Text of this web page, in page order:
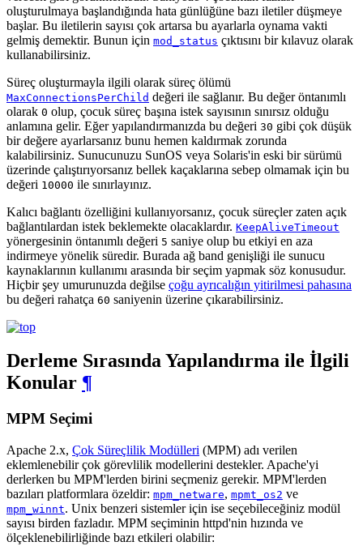
oluşturulmaya başlandığında hata günlüğüne bazı iletiler düşmeye
başlar. Bu iletilerin sayısı çok artarsa bu ayarlarla oynama vakti
gelmiş demektir. Bunun için mod_status çıktısını bir kılavuz olarak
kullanabilirsiniz.
Süreç oluşturmayla ilgili olarak süreç ölümü
MaxConnectionsPerChild değeri ile sağlanır. Bu değer öntanımlı
olarak 0 olup, çocuk süreç başına istek sayısının sınırsız olduğu
anlamına gelir. Eğer yapılandırmanızda bu değeri 30 gibi çok düşük
bir değere ayarlarsanız bunu hemen kaldırmak zorunda
kalabilirsiniz. Sunucunuzu SunOS veya Solaris'in eski bir sürümü
üzerinde çalıştırıyorsanız bellek kaçaklarına sebep olmamak için bu
değeri 10000 ile sınırlayınız.
Kalıcı bağlantı özelliğini kullanıyorsanız, çocuk süreçler zaten açık
bağlantılardan istek beklemekte olacaklardır. KeepAliveTimeout
yönergesinin öntanımlı değeri 5 saniye olup bu etkiyi en aza
indirmeye yönelik süredir. Burada ağ band genişliği ile sunucu
kaynaklarının kullanımı arasında bir seçim yapmak söz konusudur.
Hiçbir şey umurunuzda değilse çoğu ayrıcalığın yitirilmesi pahasına
bu değeri rahatça 60 saniyenin üzerine çıkarabilirsiniz.
Derleme Sırasında Yapılandırma ile İlgili
Konular ¶
MPM Seçimi
Apache 2.x, Çok Süreçlilik Modülleri (MPM) adı verilen
eklemlenebilir çok görevlilik modellerini destekler. Apache'yi
derlerken bu MPM'lerden birini seçmeniz gerekir. MPM'lerden
bazıları platformlara özeldir: mpm_netware, mpmt_os2 ve
mpm_winnt. Unix benzeri sistemler için ise seçebileceğiniz modül
sayısı birden fazladır. MPM seçiminin httpd'nin hızında ve
ölçeklenebilirliğinde bazı etkileri olabilir: